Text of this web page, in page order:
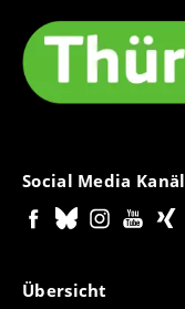
Social Media
Übersicht